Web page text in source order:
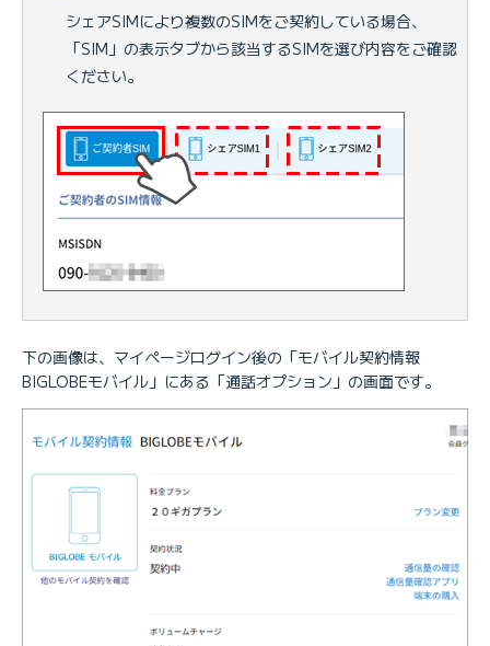
シェアSIMにより複数のSIMをご契約している場合、
「SIM」の表示タブから該当するSIMを選び内容をご確認
ください。
下の画像は、マイページログイン後の「モバイル契約情報
BIGLOBEモバイル」にある「通話オプション」の画面です。